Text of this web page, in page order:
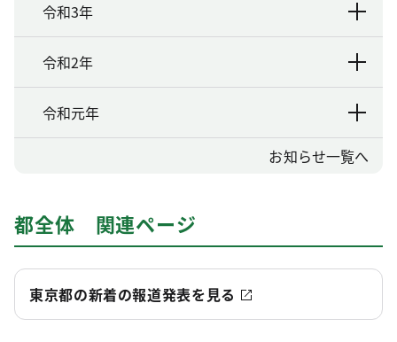
令和3年
令和2年
令和元年
お知らせ一覧へ
都全体 関連ページ
東京都の新着の報道発表を見る